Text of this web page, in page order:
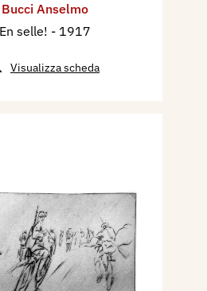
Bucci Anselmo
En selle! - 1917
Visualizza scheda